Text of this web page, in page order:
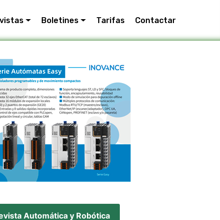
Boletines Tarifas Contactar
Automática y Robótica